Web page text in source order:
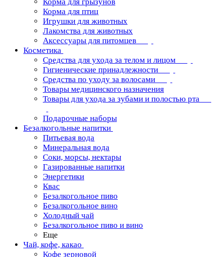
Корма для птиц
Игрушки для животных
Лакомства для животных
Аксессуары для питомцев
Косметика
Средства для ухода за телом и лицом
Гигиенические принадлежности
Средства по уходу за волосами
Товары медицинского назначения
Товары для ухода за зубами и полостью рта
Подарочные наборы
Безалкогольные напитки
Питьевая вода
Минеральная вода
Соки, морсы, нектары
Газированные напитки
Энергетики
Квас
Безалкогольное пиво
Безалкогольное вино
Холодный чай
Безалкогольное пиво и вино
Еще
Чай, кофе, какао
Кофе зерновой